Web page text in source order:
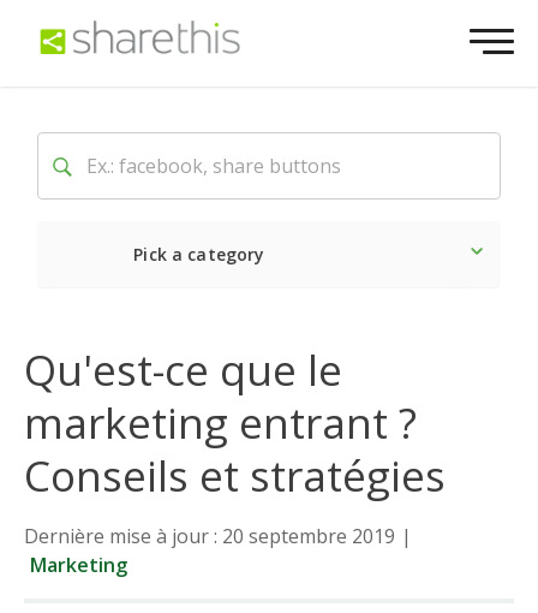
Pick a category
Qu'est-ce que le
marketing entrant ?
Conseils et stratégies
Dernière mise à jour : 20 septembre 2019 |
Marketing